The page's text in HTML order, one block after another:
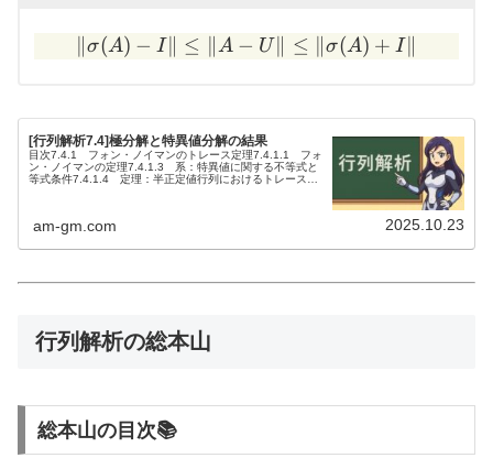
\| \sigma(A) - I \| \le \|
∥σ(A) − I∥ ≤ A − U ≤ ∥σ(A) + I∥
[行列解析7.4]極分解と特異値分解の結果
目次7.4.1 フォン・ノイマンのトレース定理7.4.1.1 フォ
ン・ノイマンの定理7.4.1.3 系：特異値に関する不等式と
等式条件7.4.1.4 定理：半正定値行列におけるトレースの
am-gm.com 2025.10.23
行列解析の総本山
総本山の目次📚